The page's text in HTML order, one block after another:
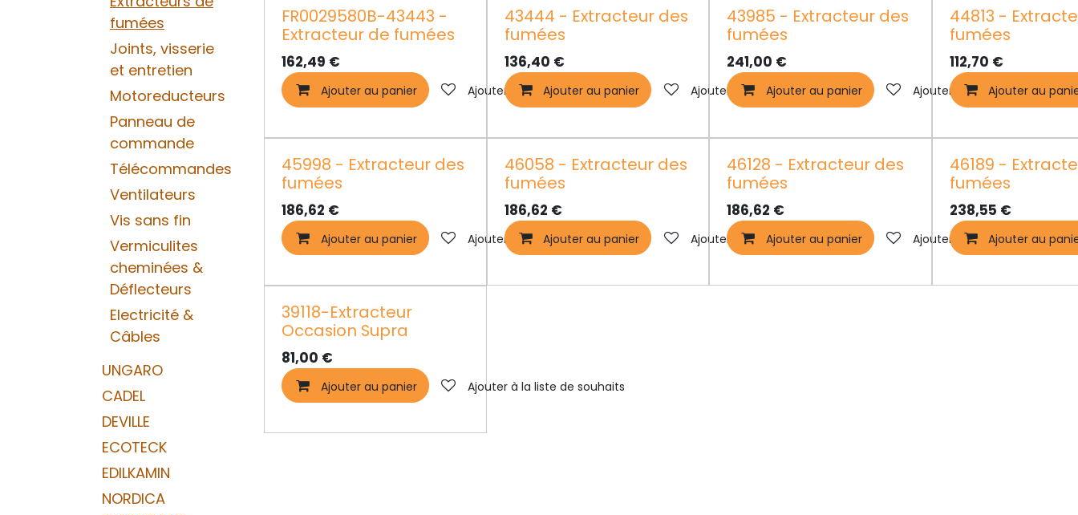
fumées
Joints, visserie
et entretien
Motoreducteurs
Panneau de
commande
Télécommandes
Ventilateurs
Vis sans fin
Vermiculites
cheminées &
Déflecteurs
Electricité &
Câbles
UNGARO
CADEL
DEVILLE
ECOTECK
EDILKAMIN
NORDICA
FR0029580B-43443 -
Extracteur de fumées
162,49 €
Ajouter au panier Ajouter à la liste de souhaits
43444 - Extracteur des
fumées
136,40 €
Ajouter au panier Ajouter à la liste de souhaits
43985 - Extracteur des
fumées
241,00 €
Ajouter au panier Ajouter à la liste de souhaits
44813 -
fumées
112,70 €
Ajouter au
45998 - Extracteur des
fumées
186,62 €
Ajouter au panier Ajouter à la liste de souhaits
46058 - Extracteur des
fumées
186,62 €
Ajouter au panier Ajouter à la liste de souhaits
46128 - Extracteur des
fumées
186,62 €
Ajouter au panier Ajouter à la liste de souhaits
46189 -
fumées
238,55 €
Ajouter au
39118-Extracteur
Occasion Supra
81,00 €
Ajouter au panier Ajouter à la liste de souhaits